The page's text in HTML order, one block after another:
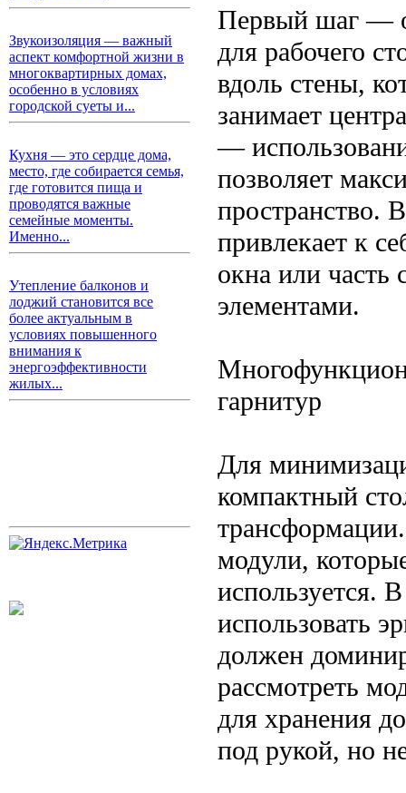
Звукоизоляция — важный
аспект комфортной жизни в
многоквартирных домах,
особенно в условиях
городской суеты и...
Кухня — это сердце дома,
место, где собирается семья,
где готовится пища и
проводятся важные
семейные моменты.
Именно...
Утепление балконов и
лоджий становится все
более актуальным в
условиях повышенного
внимания к
энергоэффективности
жилых...
Первый шаг —
для рабочего
вдоль стены,
занимает
—
позволяет
пространство.
привлекает к
окна или часть
элементами.
гарнитур
Для
компактный
модули,
используется.
использовать
должен
рассмотреть
для хранения
под рукой, но